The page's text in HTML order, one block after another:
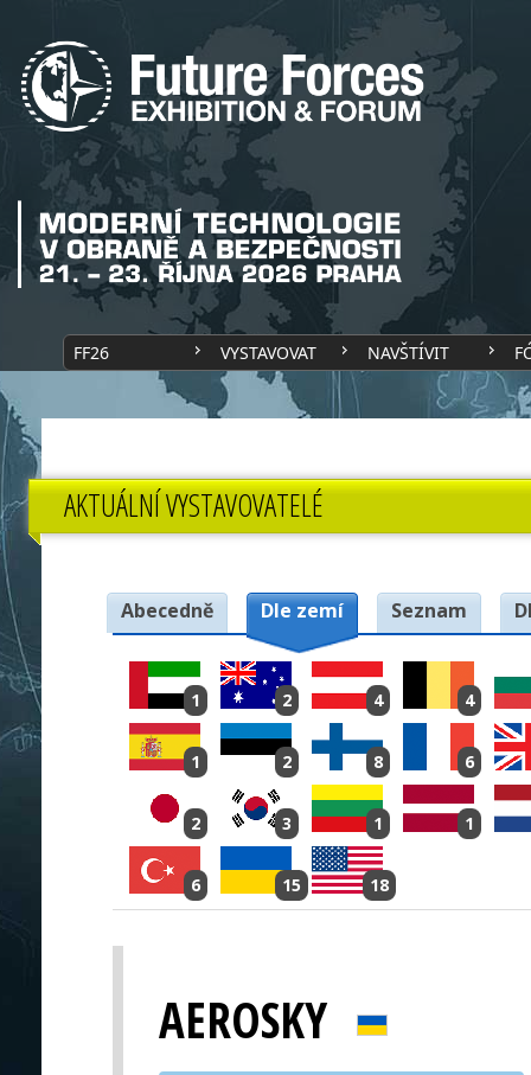
FF26 VYSTAVOVAT NAVŠTÍVIT
AKTUÁLNÍ VYSTAVOVATELÉ
Abecedně Dle zemí Seznam
1 2 4 4
1 2 8 6
2 3 1 1
6 15 18
AEROSKY